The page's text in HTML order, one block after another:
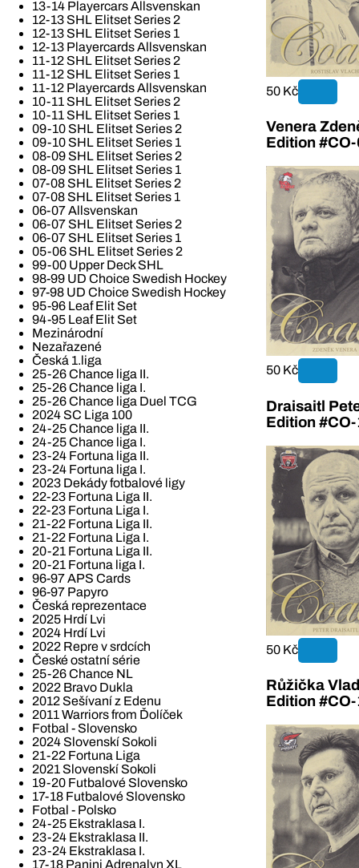
13-14 Playercars Allsvenskan
12-13 SHL Elitset Series 2
12-13 SHL Elitset Series 1
12-13 Playercards Allsvenskan
11-12 SHL Elitset Series 2
11-12 SHL Elitset Series 1
11-12 Playercards Allsvenskan
10-11 SHL Elitset Series 2
10-11 SHL Elitset Series 1
09-10 SHL Elitset Series 2
09-10 SHL Elitset Series 1
08-09 SHL Elitset Series 2
08-09 SHL Elitset Series 1
07-08 SHL Elitset Series 2
07-08 SHL Elitset Series 1
06-07 Allsvenskan
06-07 SHL Elitset Series 2
06-07 SHL Elitset Series 1
05-06 SHL Elitset Series 2
99-00 Upper Deck SHL
98-99 UD Choice Swedish Hockey
97-98 UD Choice Swedish Hockey
95-96 Leaf Elit Set
94-95 Leaf Elit Set
Mezinárodní
Nezařazené
Česká 1.liga
25-26 Chance liga II.
25-26 Chance liga I.
25-26 Chance liga Duel TCG
2024 SC Liga 100
24-25 Chance liga II.
24-25 Chance liga I.
23-24 Fortuna liga II.
23-24 Fortuna liga I.
2023 Dekády fotbalové ligy
22-23 Fortuna Liga II.
22-23 Fortuna Liga I.
21-22 Fortuna Liga II.
21-22 Fortuna Liga I.
20-21 Fortuna Liga II.
20-21 Fortuna liga I.
96-97 APS Cards
96-97 Papyro
Česká reprezentace
2025 Hrdí Lvi
2024 Hrdí Lvi
2022 Repre v srdcích
České ostatní série
25-26 Chance NL
2022 Bravo Dukla
2012 Sešívaní z Edenu
2011 Warriors from Ďolíček
Fotbal - Slovensko
2024 Slovenskí Sokoli
21-22 Fortuna Liga
2021 Slovenskí Sokoli
19-20 Futbalové Slovensko
17-18 Futbalové Slovensko
Fotbal - Polsko
24-25 Ekstraklasa I.
23-24 Ekstraklasa II.
23-24 Ekstraklasa I.
17-18 Panini Adrenalyn XL
50 Kč
Venera
Edition
50 Kč
Draisaitl
Edition
50 Kč
Růžička
Edition